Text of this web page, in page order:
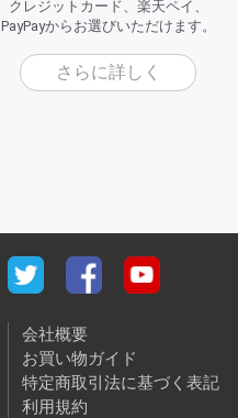
クレジットカード、楽天ペイ、
PayPayからお選びいただけます。
さらに詳しく
会社概要
お買い物ガイド
特定商取引法に基づく表記
利用規約